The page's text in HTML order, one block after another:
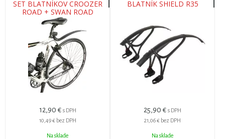
SET BLATNÍKOV CROOZER
ROAD + SWAN ROAD
12,90 € s DPH
10,49 € bez DPH
Na sklade
BLATNÍK SHIELD R35
25,90 € s DPH
21,06 € bez DPH
Na sklade